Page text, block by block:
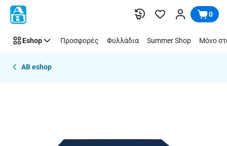
Παράλειψη 0
Eshop Προσφορές Φυλλάδια Summer Shop Μόνο
AB eshop